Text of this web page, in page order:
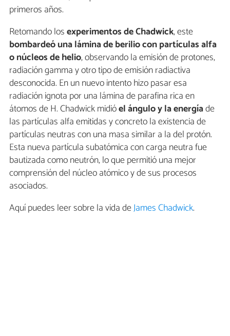
primeros años.
Retomando losexperimentos de Chadwick, este
bombardeó una lámina de berilio con partículas alfa
o núcleos de helio, observando la emisión de protones,
radiación gamma y otro tipo de emisión radiactiva
desconocida. En un nuevo intento hizo pasar esa
radiación ignota por una lámina de parafina rica en
átomos de H. Chadwick midióel ángulo y la energíade
las partículas alfa emitidas y concreto la existencia de
partículas neutras con una masa similar a la del protón.
Esta nueva partícula subatómica con carga neutra fue
bautizada como neutrón, lo que permitió una mejor
comprensión del núcleo atómico y de sus procesos
asociados.
Aquí puedes leer sobre la vida deJames Chadwick.